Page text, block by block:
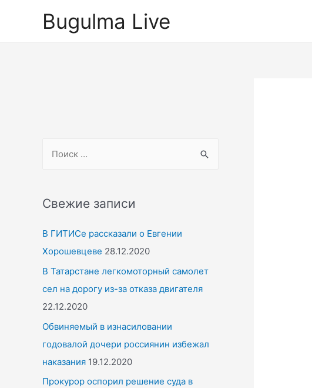
Bugulma Live
r
h
f
o
r
:
Свежие записи
В ГИТИСе рассказали о Евгении
Хорошевцеве 28.12.2020
В Татарстане легкомоторный самолет
сел на дорогу из-за отказа двигателя
22.12.2020
Обвиняемый в изнасиловании
годовалой дочери россиянин избежал
наказания 19.12.2020
Прокурор оспорил решение суда в